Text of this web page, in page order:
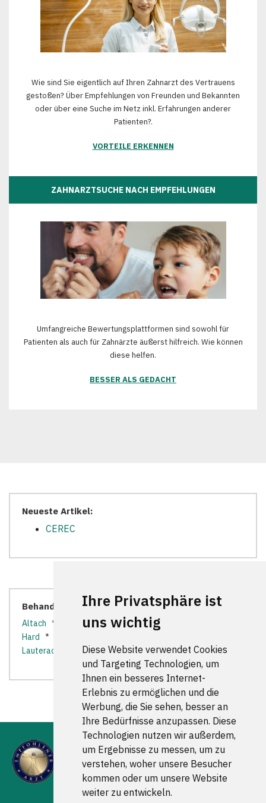
Ihre Privatsphäre ist
uns wichtig
Diese Website verwendet Cookies
und Targeting Technologien, um
Ihnen ein besseres Internet-
Erlebnis zu ermöglichen und die
Werbung, die Sie sehen, besser an
Ihre Bedürfnisse anzupassen. Diese
Technologien nutzen wir außerdem,
um Ergebnisse zu messen, um zu
verstehen, woher unsere Besucher
kommen oder um unsere Website
weiter zu entwickeln.
Wie sind Sie eigentlich auf Ihren Zahnarzt des Vertrauens
gestoßen? Über Empfehlungen von Freunden und Bekannten
oder über eine Suche im Netz inkl. Erfahrungen anderer
Patienten?.
VORTEILE ERKENNEN
ZAHNARZTSUCHE NACH EMPFEHLUNGEN
Umfangreiche Bewertungsplattformen sind sowohl für
Patienten als auch für Zahnärzte äußerst hilfreich. Wie können
diese helfen.
BESSER ALS GEDACHT
Neueste Artikel:
CEREC
Behandler in der Nähe:
Altach * Bregenz * Dornbirn* Fußach
Hard
*
Lauterach
Schwarzach*St. Gertraud*Wolfurt*